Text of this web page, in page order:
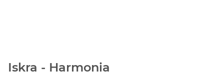
Iskra - Harmonia